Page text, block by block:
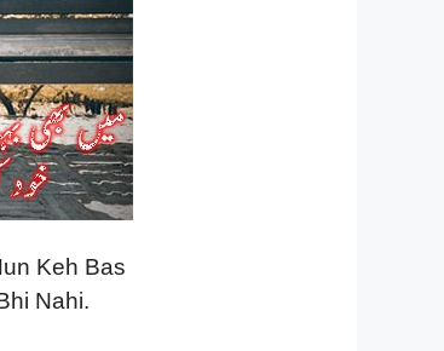
Keh Bas
Nahi.